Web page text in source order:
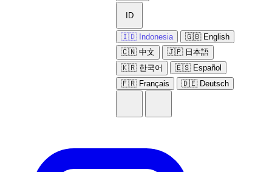
ID
🇮🇩 Indonesia
🇬🇧 English
🇨🇳 中文
🇯🇵 日本語
🇰🇷 한국어
🇪🇸 Español
🇫🇷 Français
🇩🇪 Deutsch